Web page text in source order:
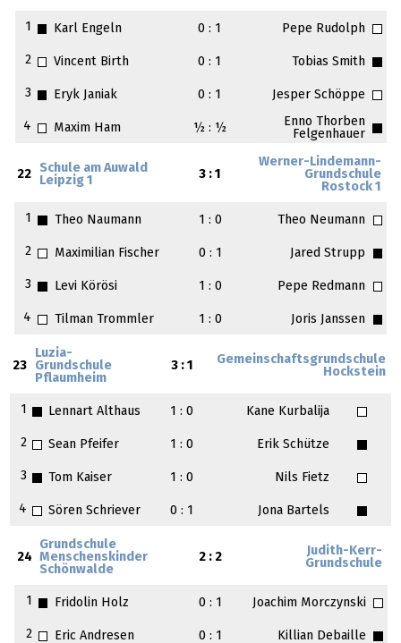
1 Karl Engeln 0 : 1 Pepe Rudolph
2 Vincent Birth 0 : 1 Tobias Smith
3 Eryk Janiak 0 : 1 Jesper Schöppe
4 Maxim Ham ½ : ½
Enno Thorben
Felgenhauer
22
Schule am Auwald
Leipzig 1
3 : 1
Werner-Lindemann-
Grundschule
Rostock 1
1 Theo Naumann 1 : 0 Theo Neumann
2 Maximilian Fischer 0 : 1 Jared Strupp
3 Levi Körösi 1 : 0 Pepe Redmann
4 Tilman Trommler 1 : 0 Joris Janssen
23
Luzia-
Grundschule
Pflaumheim
3 : 1
Gemeinschaftsgrundschule
Hockstein
1 Lennart Althaus 1 : 0 Kane Kurbalija
2 Sean Pfeifer 1 : 0 Erik Schütze
3 Tom Kaiser 1 : 0 Nils Fietz
4 Sören Schriever 0 : 1 Jona Bartels
24
Grundschule
Menschenskinder
Schönwalde
2 : 2
Judith-Kerr-
Grundschule
1 Fridolin Holz 0 : 1 Joachim Morczynski
2 Eric Andresen 0 : 1 Killian Debaille